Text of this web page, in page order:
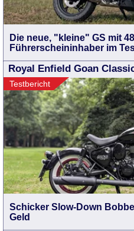
Die neue, "kleine" GS mit
Führerscheininhaber im
Royal Enfield Goan
Testbericht
Schicker Slow-Down
Geld